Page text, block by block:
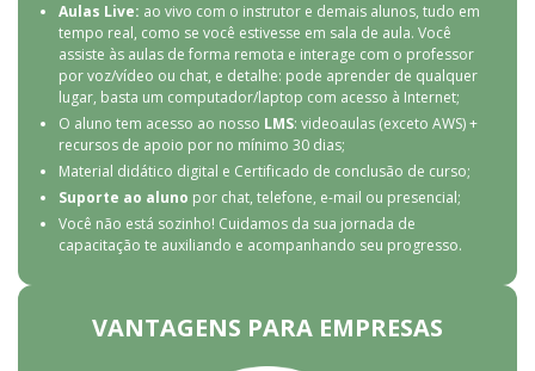
Aulas Live: ao vivo com o instrutor e demais alunos, tudo em
tempo real, como se você estivesse em sala de aula. Você
assiste às aulas de forma remota e interage com o professor
por voz/vídeo ou chat, e detalhe: pode aprender de qualquer
lugar, basta um computador/laptop com acesso à Internet;
O aluno tem acesso ao nosso LMS: videoaulas (exceto AWS) +
recursos de apoio por no mínimo 30 dias;
Material didático digital e Certificado de conclusão de curso;
Suporte ao aluno por chat, telefone, e-mail ou presencial;
Você não está sozinho! Cuidamos da sua jornada de
capacitação te auxiliando e acompanhando seu progresso.
VANTAGENS PARA EMPRESAS